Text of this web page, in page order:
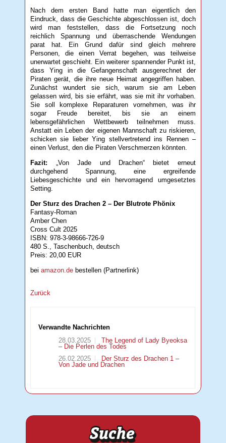
Nach dem ersten Band hatte man eigentlich den
Eindruck, dass die Geschichte abgeschlossen ist, doch
wird man feststellen, dass die Fortsetzung noch
reichlich Spannung und überraschende Wendungen
parat hat. Ein Grund dafür sind gleich mehrere
Personen, die einen Verrat begehen, was teilweise
unerwartet geschieht. Ein weiterer spannender Punkt ist,
dass Ying in die Gefangenschaft ausgerechnet der
Piraten gerät, die ihre neue Heimat angegriffen haben.
Zunächst wundert sie sich, warum sie am Leben
gelassen wird, bis sie erfährt, was sie mit ihr vorhaben.
Sie soll komplexe Reparaturen vornehmen, was ihr
sogar Freude bereitet, bis sie an einem
lebensgefährlichen Wettbewerb teilnehmen muss.
Anstatt ein Leben der eigenen Mannschaft zu riskieren,
schicken sie lieber Ying stellvertretend ins Rennen –
einen Verlust, den die Piraten Verschmerzen könnten.
Fazit:
„Von Jade und Drachen“ bietet erneut
durchgehend Spannung, eine ergreifende
Liebesgeschichte und ein hervorragend umgesetztes
Setting.
Der Sturz des Drachen 2 – Der Blutrote Phönix
Fantasy-Roman
Amber Chen
Cross Cult 2025
ISBN: 978-3-98666-726-9
480 S., Taschenbuch, deutsch
Preis: 20,00 EUR
beiamazon.de bestellen (Partnerlink)
Zurück
Verwandte Nachrichten
28.03.2025
The Legend of Lady Byeoksa
– Die Perlen des Todes
26.02.2025
Der Sturz des Drachen 1 –
Von Jade und Drachen